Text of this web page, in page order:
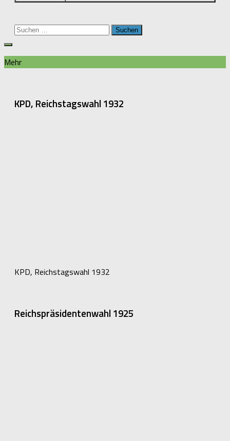
Suchen
Mehr
KPD, Reichstagswahl 1932
KPD, Reichstagswahl 1932
Reichspräsidentenwahl 1925